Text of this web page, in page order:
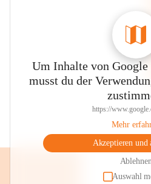
Um Inhalte von Google
musst du der
https://
Mehr
Akzeptieren und
Auswahl